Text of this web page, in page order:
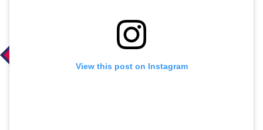
View this post on Instagram